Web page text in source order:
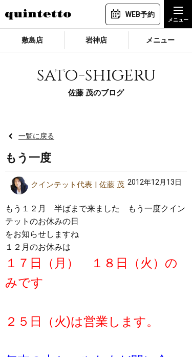
WEB予約
敷島店 岩神店 メニュー
sato-shigeru
佐藤 茂のブログ
一覧に戻る
もう一度
クインテット代表 佐藤 茂 2012年12月13日
もう１２月 半ばまで来ました もう一度クイン
テットのお休みの日
をお知らせしますね
１２月のお休みは
１７日（月） １８日（火）の
みです
２５日（火)は営業します。